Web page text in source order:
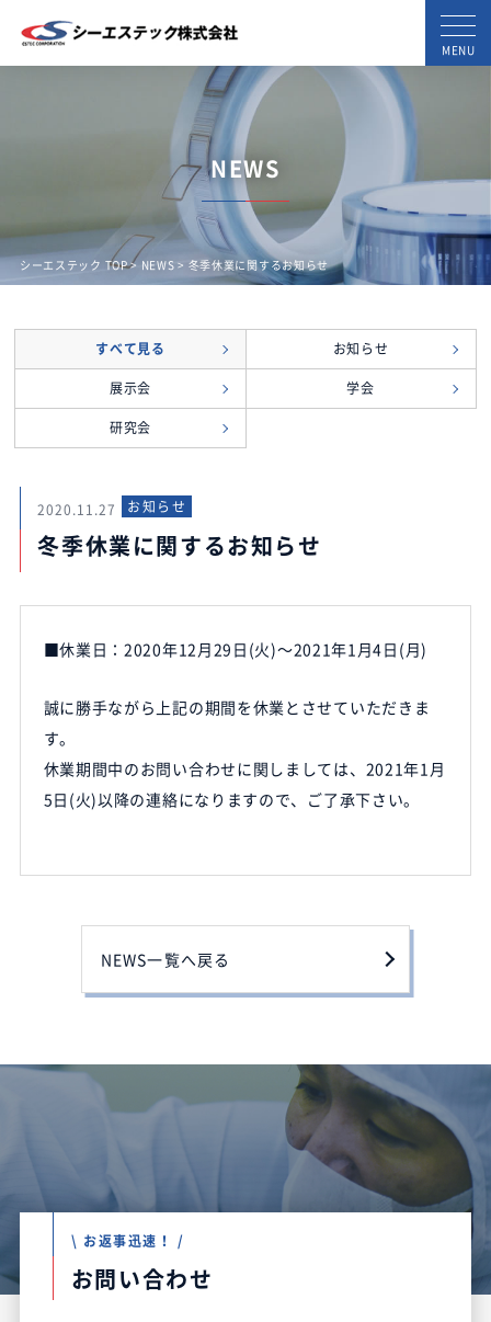
MENU
NEWS
シーエステック TOP> NEWS > 冬季休業に関するお知らせ
すべて見る
お知らせ
展示会
学会
研究会
2020.11.27 お知らせ
冬季休業に関するお知らせ
■休業日：2020年12月29日(火)～2021年1月4日(月)
誠に勝手ながら上記の期間を休業とさせていただきま
す。
休業期間中のお問い合わせに関しましては、2021年1月
5日(火)以降の連絡になりますので、ご了承下さい。
NEWS一覧へ戻る
\ お返事迅速！ /
お問い合わせ